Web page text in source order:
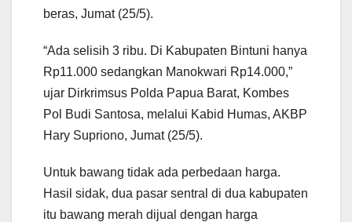
beras, Jumat (25/5).
“Ada selisih 3 ribu. Di Kabupaten Bintuni hanya
Rp11.000 sedangkan Manokwari Rp14.000,”
ujar Dirkrimsus Polda Papua Barat, Kombes
Pol Budi Santosa, melalui Kabid Humas, AKBP
Hary Supriono, Jumat (25/5).
Untuk bawang tidak ada perbedaan harga.
Hasil sidak, dua pasar sentral di dua kabupaten
itu bawang merah dijual dengan harga